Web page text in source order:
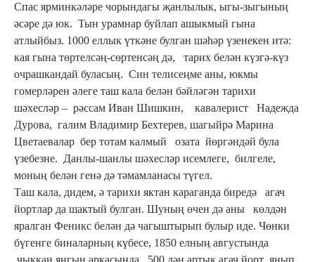
Спас ярминкәләре чорындагы җанлылык, ыгы-зыгының
әсәре дә юк. Тын урамнар буйлап ашыкмый гына
атлыйбыз. 1000 еллык үткәне булган шәһәр үзенекен итә:
кая гына төртелсәң-сөртенсәң дә, тарих белән күзгә-күз
очрашкандай буласың. Син телисеңме аны, юкмы
гомерләрен әлеге таш кала белән бәйләгән тарихи
шәхесләр – рәссам Иван Шишкин, кавалерист Надежда
Дурова, галим Владимир Бехтерев, шагыйрә Марина
Цветаевалар бер тотам калмый озата йөргәндәй була
үзебезне. Данлы-шанлы шәхесләр исемлеге, билгеле,
моның белән генә дә тәмамланасы түгел.
Таш кала, дидем, ә тарихи яктан караганда биредә агач
йортлар да шактый булган. Шуның өчен дә аны көлдән
яралган Феникс белән дә чагыштырып булыр иде. Чөнки
бүгенге биналарның күбесе, 1850 елның августында